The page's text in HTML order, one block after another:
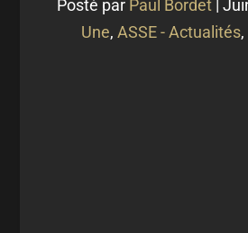
Posté par Paul Bordet |
Une, ASSE - Actualités,